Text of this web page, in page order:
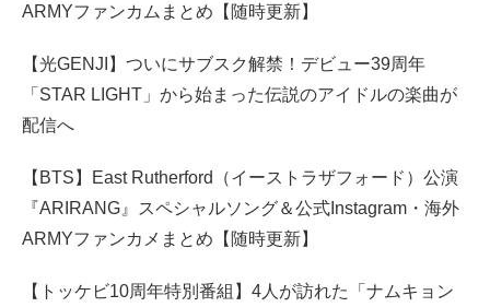
ARMYファンカムまとめ【随時更新】
【光GENJI】ついにサブスク解禁！デビュー39周年
「STAR LIGHT」から始まった伝説のアイドルの楽曲が
配信へ
【BTS】East Rutherford（イーストラザフォード）公演
『ARIRANG』スペシャルソング＆公式Instagram・海外
ARMYファンカメまとめ【随時更新】
【トッケビ10周年特別番組】4人が訪れた「ナムキョン